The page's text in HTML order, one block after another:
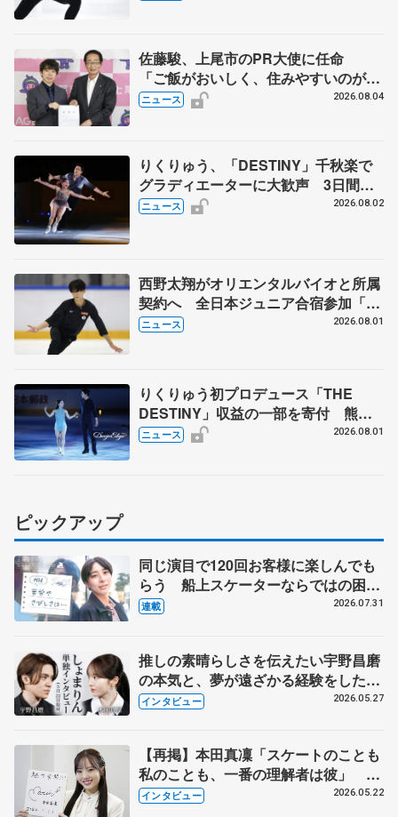
佐藤駿、上尾市のPR大使に任命
「ご飯がおいしく、住みやすいのが魅
力」
ニュース 2026.08.04
りくりゅう、「DESTINY」千秋楽で
グラディエーターに大歓声 3日間の
計4公演で延べ約１万8千人動員、三浦
ニュース 2026.08.02
西野太翔がオリエンタルバイオと所属
契約へ 全日本ジュニア合宿参加「結
果残していかないと」 講師はジェー
ニュース 2026.08.01
りくりゅう初プロデュース「THE
DESTINY」収益の一部を寄付 熊本
地震、被災者支援
ニュース 2026.08.01
ピックアップ
同じ演目で120回お客様に楽しんでも
らう 船上スケーターならではの困難
とは 影響あったPIW前キャプテン松
連載 2026.07.31
推しの素晴らしさを伝えたい宇野昌磨
の本気と、夢が遠ざかる経験をした本
田真凜の覚悟
インタビュー 2026.05.27
【再掲】本田真凜「スケートのことも
私のことも、一番の理解者は彼」 引
退時の単独インタビューで語った競技
インタビュー 2026.05.22